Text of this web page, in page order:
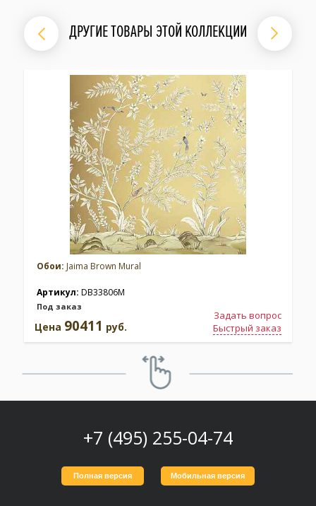
ДРУГИЕ ТОВАРЫ ЭТОЙ КОЛЛЕКЦИИ
Обои: Jaima Brown Mural
Артикул: DB33806M
Под заказ
Задать вопрос
Быстрый заказ
Цена 90411 руб.
+7 (495) 255-04-74
Полная версия Мобильная версия